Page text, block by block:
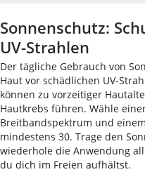
Sonnenschutz:
UV-Strahlen
Der tägliche Gebrauch von
Haut vor schädlichen UV-
können zu vorzeitiger
Hautkrebs führen. Wähle
Breitbandspektrum und
mindestens 30. Trage den
wiederhole die Anwendung
du dich im Freien aufhältst.